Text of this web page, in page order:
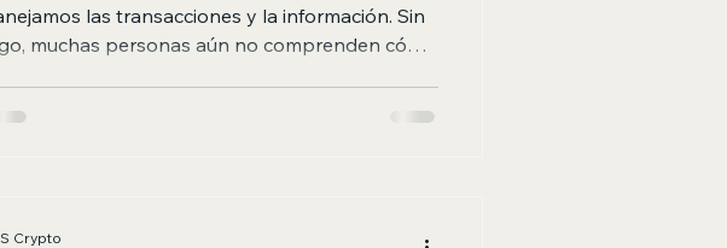
las transacciones y la información. Sin
muchas personas aún no comprenden cómo
la eficiencia de tus operaciones en blockchain
Crypto